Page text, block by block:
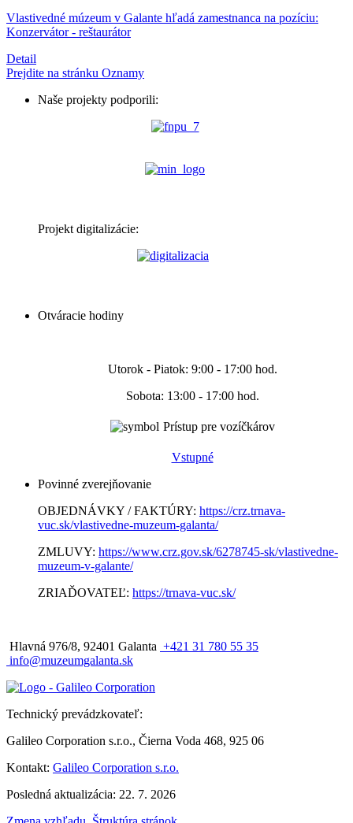
Vlastivedné múzeum v Galante hľadá zamestnanca na pozíciu:
Konzervátor - reštaurátor
Detail
Prejdite na stránku Oznamy
Naše projekty podporili:
Projekt digitalizácie:
Otváracie hodiny
Utorok - Piatok: 9:00 - 17:00 hod.
Sobota: 13:00 - 17:00 hod.
Prístup pre vozíčkárov
Vstupné
Povinné zverejňovanie
OBJEDNÁVKY / FAKTÚRY: https://crz.trnava-
vuc.sk/vlastivedne-muzeum-galanta/
ZMLUVY: https://www.crz.gov.sk/6278745-sk/vlastivedne-
muzeum-v-galante/
ZRIAĎOVATEĽ: https://trnava-vuc.sk/
Hlavná 976/8, 92401 Galanta +421 31 780 55 35
info@muzeumgalanta.sk
Technický prevádzkovateľ:
Galileo Corporation s.r.o., Čierna Voda 468, 925 06
Kontakt: Galileo Corporation s.r.o.
Posledná aktualizácia: 22. 7. 2026